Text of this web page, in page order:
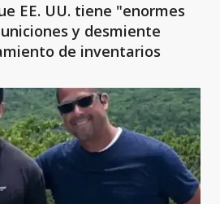
y desmiente
de inventarios